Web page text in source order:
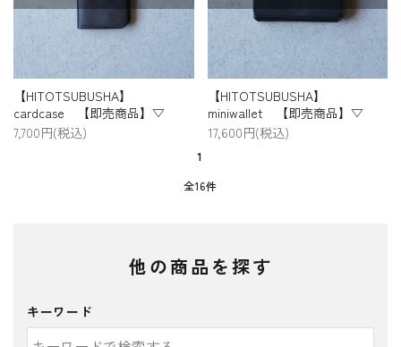
【HITOTSUBUSHA】
cardcase 【即売商品】▽
7,700円(税込)
【HITOTSUBUSHA】
miniwallet 【即売商品】▽
17,600円(税込)
1
全16件
他の商品を探す
キーワード